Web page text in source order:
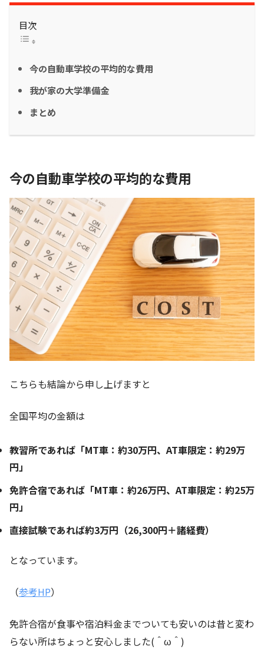
目次
今の自動車学校の平均的な費用
我が家の大学準備金
まとめ
今の自動車学校の平均的な費用
こちらも結論から申し上げますと
全国平均の金額は
教習所であれば「MT車：約30万円、AT車限定：約29万
円」
免許合宿であれば「MT車：約26万円、AT車限定：約25万
円」
直接試験であれば約3万円（26,300円＋諸経費）
となっています。
（参考HP）
免許合宿が食事や宿泊料金までついても安いのは昔と変わ
らない所はちょっと安心しました(＾ω＾)